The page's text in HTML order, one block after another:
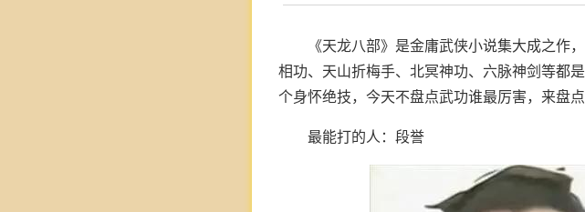
《天龙八部》是金庸武侠小说集大成之作
相功、天山折梅手、北冥神功、六脉神剑等都
个身怀绝技，今天不盘点武功谁最厉害，来盘
最能打的人：段誉